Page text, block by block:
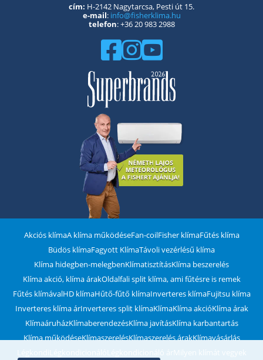
cím: H-2142 Nagytarcsa, Pesti út 15.
e-mail: info@fisherklima.hu
telefon: +36 20 983 2988
Akciós klímaA klíma működéseFan-coilFisher klímaFűtés klíma
Büdös klímaFagyott KlímaTávoli vezérlésű klíma
Klíma hidegben-melegbenKlímatisztításKlíma beszerelés
Klíma akció, klíma árakOldalfali split klíma, ami fűtésre is remek
Fűtés klímávalHD klímaHűtő-fűtő klímaInverteres klímaFujitsu klíma
Inverteres klíma árInverteres split klímaKlímaKlíma akcióKlíma árak
KlímaáruházKlímaberendezésKlíma javításKlíma karbantartás
Klíma működéseKlímaszerelésKlímaszerelés árakKlímavásárlás
Légkondi
LégkondicionálóLégkondicionáló árMilyen klímát vegyek